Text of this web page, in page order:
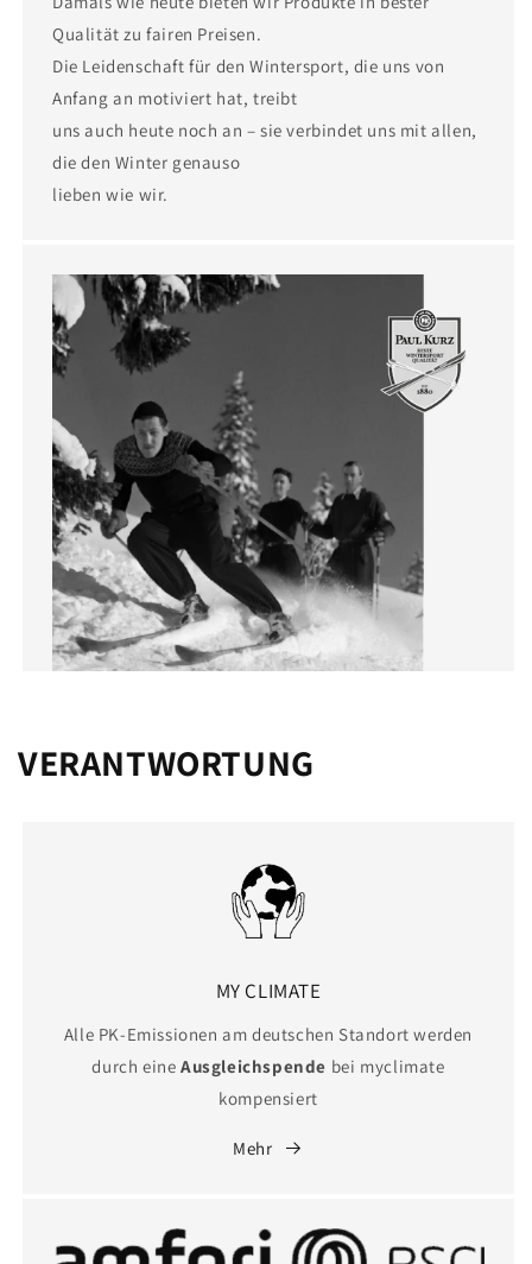
Qualität zu fairen Preisen.
Die Leidenschaft für den Wintersport, die uns von
Anfang an motiviert hat, treibt
uns auch heute noch an – sie verbindet uns mit allen,
die den Winter genauso
lieben wie wir.
VERANTWORTUNG
MY CLIMATE
Alle PK-Emissionen am deutschen Standort werden
durch eineAusgleichspende bei myclimate
kompensiert
Mehr